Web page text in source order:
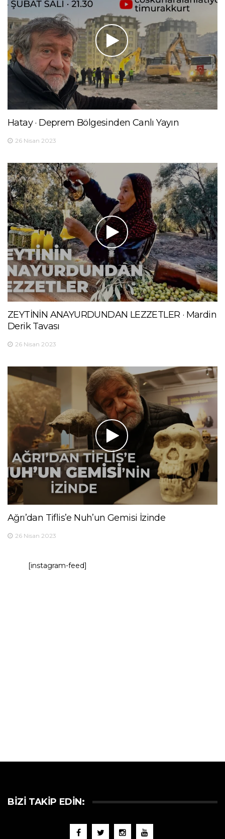
Hatay · Deprem Bölgesinden Canlı Yayın
26 Nisan 2023
ZEYTİNİN ANAYURDUNDAN LEZZETLER · Mardin
Derik Tavası
26 Nisan 2023
Ağrı’dan Tiflis’e Nuh’un Gemisi İzinde
26 Nisan 2023
[instagram-feed]
BIZI TAKIP EDIN: